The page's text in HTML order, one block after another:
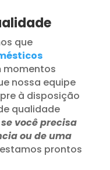
que
momentos
nossa equipe
à disposição
qualidade
você precisa
ou de uma
prontos